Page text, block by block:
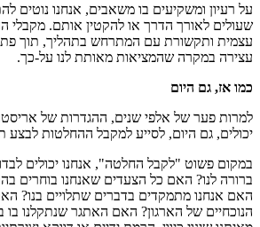
על רעיון ומשקיעים בו משאבים, אנחנו נוטים
שעולים לאורך הדרך או להקטין אותם. מקבלי
עצמית ותקשורת עם המתרחש בתהליך, תוך
עצירה במקרה שהמציאות מאותת לנו על-כך.
כמו אז, גם היום
למרות פער של אלפי שנים, ההגדרות של
יכולים, גם היום, לסייע למקבל ההחלטות לבצע
במקום פשוט "לקבל החלטה", אנחנו יכולים
ברורה לנו? האם כל הצעדים שאנחנו בוחרים
האם אנחנו מתמקדים בדברים שתלויים בנו?
הנוכחיים של הארגון? האם האתגר שנתקלנו